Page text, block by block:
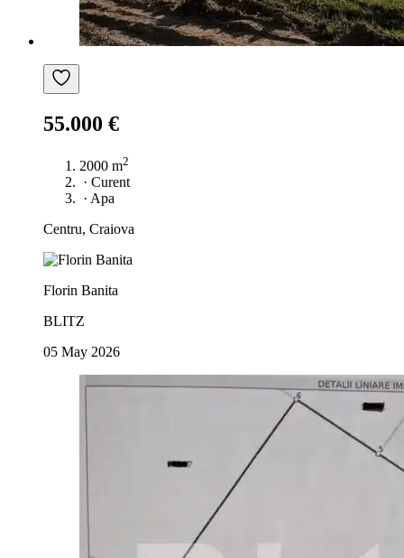
55.000 €
2000 m2
· Curent
· Apa
Centru, Craiova
Florin Banita
BLITZ
05 May 2026